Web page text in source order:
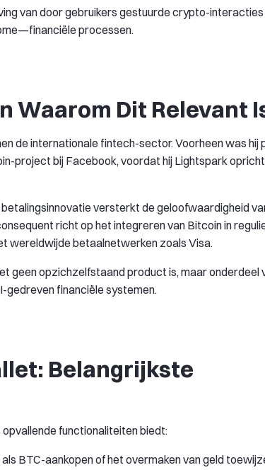
van door gebruikers gestuurde crypto-
processen.
Waarom Dit Relevant
de internationale fintech-sector. Voorheen was hij
project bij Facebook, voordat hij Lightspark
versterkt de geloofwaardigheid
richt op het integreren van Bitcoin in
wereldwijde betaalnetwerken zoals Visa.
geen opzichzelfstaand product is, maar onderdeel
financiële systemen.
Belangrijkste
functionaliteiten biedt:
BTC-aankopen of het overmaken van geld